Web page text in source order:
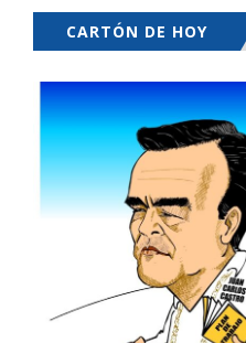
CARTÓN DE HOY